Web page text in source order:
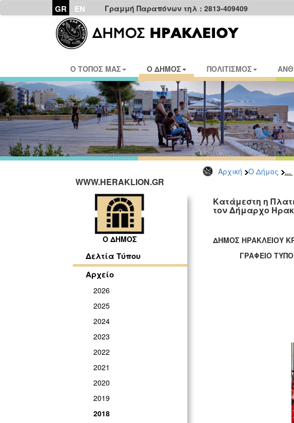
GR EN Γραμμή Παραπόνων τηλ : 2813-409409
Ο ΤΟΠΟΣ ΜΑΣ Ο ΔΗΜΟΣ ΠΟΛΙΤΙΣΜΟΣ
Αρχική Ο Δήμος ...
WWW.HERAKLION.GR
Ο ΔΗΜΟΣ
Δελτία Τύπου
Αρχείο
2026
2025
2024
2023
2022
2021
2020
2019
2018
Κατάμεστη η
τον Δήμαρχο
ΔΗΜΟΣ ΗΡΑΚΛΕΙΟΥ
ΓΡΑΦΕΙΟ